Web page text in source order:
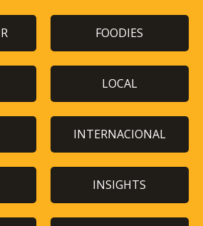
FOODIES
LOCAL
INTERNACIONAL
INSIGHTS